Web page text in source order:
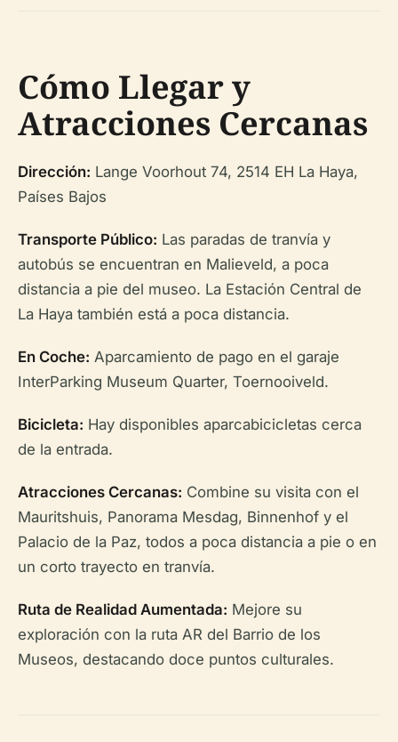
Cómo Llegar y
Atracciones Cercanas
Dirección: Lange Voorhout 74, 2514 EH La Haya,
Países Bajos
Transporte Público: Las paradas de tranvía y
autobús se encuentran en Malieveld, a poca
distancia a pie del museo. La Estación Central de
La Haya también está a poca distancia.
En Coche: Aparcamiento de pago en el garaje
InterParking Museum Quarter, Toernooiveld.
Bicicleta: Hay disponibles aparcabicicletas cerca
de la entrada.
Atracciones Cercanas: Combine su visita con el
Mauritshuis, Panorama Mesdag, Binnenhof y el
Palacio de la Paz, todos a poca distancia a pie o en
un corto trayecto en tranvía.
Ruta de Realidad Aumentada: Mejore su
exploración con la ruta AR del Barrio de los
Museos, destacando doce puntos culturales.